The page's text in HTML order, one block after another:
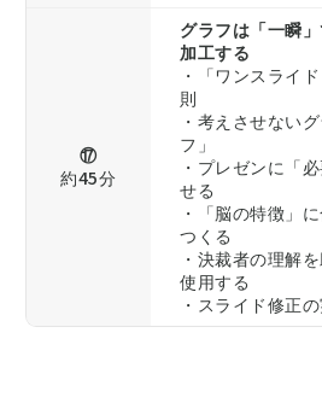
⑰
約45分
グラフは「一瞬
加工する
・「ワンスライ
則
・考えさせない
フ」
・プレゼンに「
せる
・「脳の特徴」
つくる
・決裁者の理解
使用する
・スライド修正